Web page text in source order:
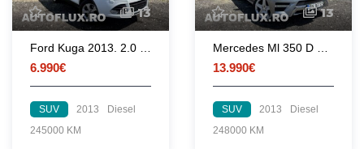
13
Ford Kuga 2013. 2.0 TDCI. 6.990 Euro
6.990€
SUV 2013
Diesel
245000 KM
13
Mercedes Ml 350 D Full options
13.990€
SUV 2013
Diesel
248000 KM